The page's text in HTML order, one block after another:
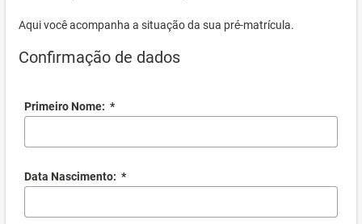
Aqui você acompanha a situação da sua pré-matrícula.
Confirmação de dados
Primeiro Nome: *
Data Nascimento: *